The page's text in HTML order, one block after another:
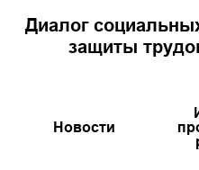
Диалог
защиты
Новости